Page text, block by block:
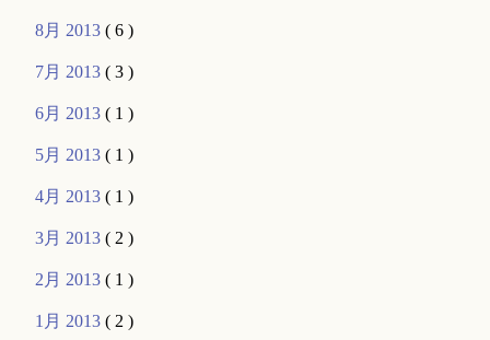
8月 2013( 6 )
7月 2013( 3 )
6月 2013( 1 )
5月 2013( 1 )
4月 2013( 1 )
3月 2013( 2 )
2月 2013( 1 )
1月 2013( 2 )